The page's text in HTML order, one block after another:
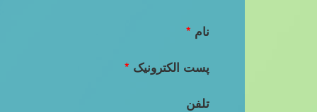
نام *
پست الکترونیک *
تلفن